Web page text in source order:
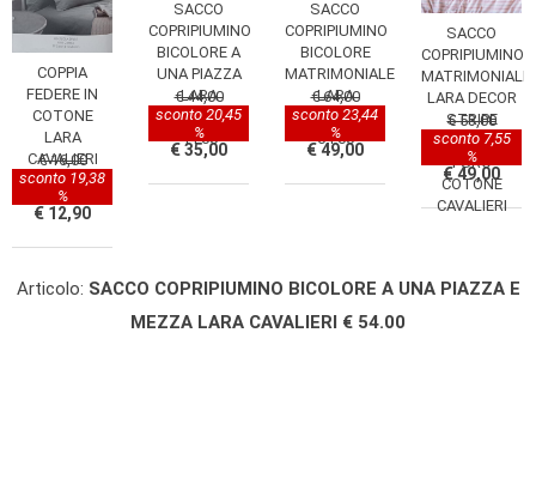
COPPIA
FEDERE IN
COTONE
LARA
CAVALIERI
€ 16,00
sconto 19,38
%
€ 12,90
SACCO
COPRIPIUMINO
BICOLORE A
UNA PIAZZA
LARA
CAVALIERI €
44.00
€ 44,00
sconto 20,45
%
€ 35,00
SACCO
COPRIPIUMINO
BICOLORE
MATRIMONIALE
LARA
CAVALIERI €
64.00
€ 64,00
sconto 23,44
%
€ 49,00
SACCO
COPRIPIUMINO
MATRIMONIALE
LARA DECOR
STRIPE
255X200
PURO
COTONE
CAVALIERI
€ 53,00
sconto 7,55
%
€ 49,00
Articolo: SACCO COPRIPIUMINO BICOLORE A UNA PIAZZA E
MEZZA LARA CAVALIERI € 54.00